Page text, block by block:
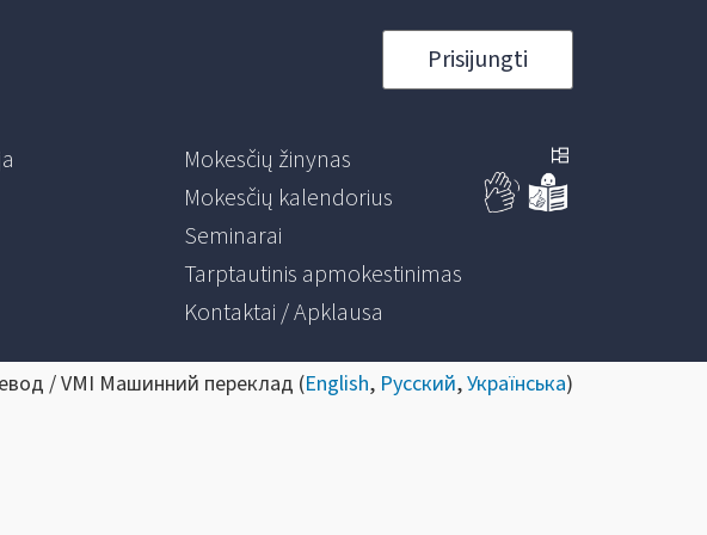
Prisijungti
Mokesčių žinynas
Mokesčių kalendorius
Seminarai
Tarptautinis apmokestinimas
Kontaktai / Apklausa
/ VMI Машинний переклад (English, Русский,Українська)